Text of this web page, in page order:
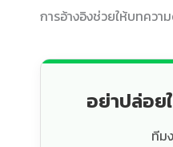
การอ้างอิงช่วยให้บทคว
อย่าปล่อย
ทีม